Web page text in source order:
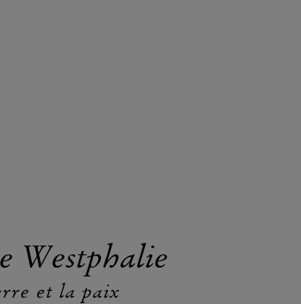
Westphalie
et la paix